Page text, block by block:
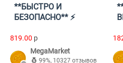
**БЫСТРО И
БЕЗОПАСНО** ⚡
819.00 p
MegaMarket
99%, 10327 отзывов